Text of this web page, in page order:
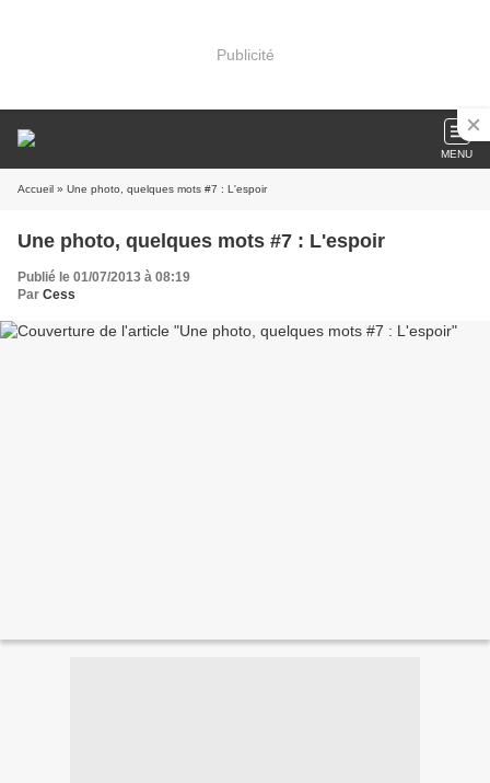
Publicité
MENU
Accueil » Une photo, quelques mots #7 : L'espoir
Une photo, quelques mots #7 : L'espoir
Publié le 01/07/2013 à 08:19
Par Cess